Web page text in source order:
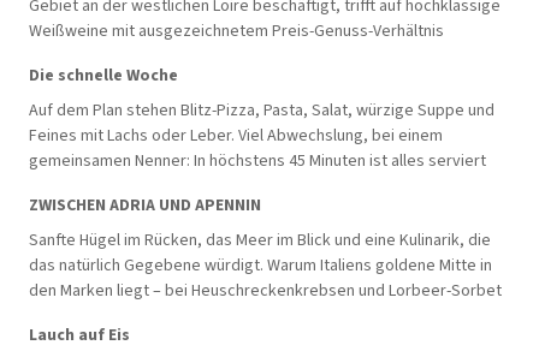
Gebiet an der westlichen Loire beschäftigt, trifft auf hochklassige
Weißweine mit ausgezeichnetem Preis-Genuss-Verhältnis
Die schnelle Woche
Auf dem Plan stehen Blitz-Pizza, Pasta, Salat, würzige Suppe und
Feines mit Lachs oder Leber. Viel Abwechslung, bei einem
gemeinsamen Nenner: In höchstens 45 Minuten ist alles serviert
ZWISCHEN ADRIA UND APENNIN
Sanfte Hügel im Rücken, das Meer im Blick und eine Kulinarik, die
das natürlich Gegebene würdigt. Warum Italiens goldene Mitte in
den Marken liegt – bei Heuschreckenkrebsen und Lorbeer-Sorbet
Lauch auf Eis